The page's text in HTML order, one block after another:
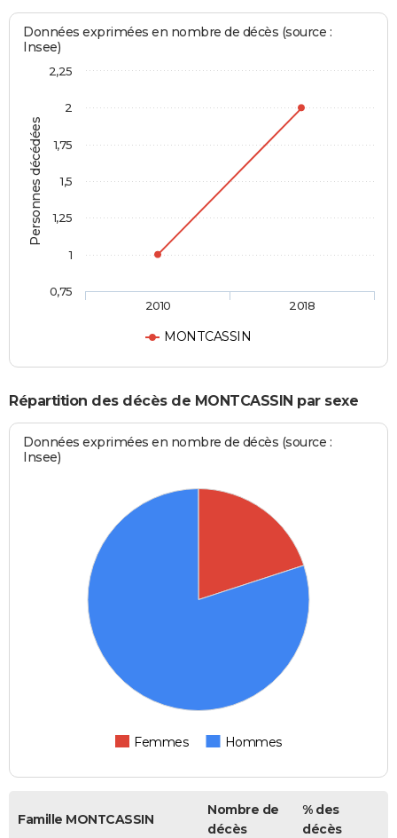
Personnes décédées
Données exprimées en nombre de décès (source :
Insee)
MONTCASSIN
2010 2018
0,75
1
1,25
1,5
1,75
2
2,25
Répartition des décès de MONTCASSIN par sexe
Données exprimées en nombre de décès (source :
Insee)
Femmes Hommes
Famille MONTCASSIN
Nombre de
décès
% des
décès